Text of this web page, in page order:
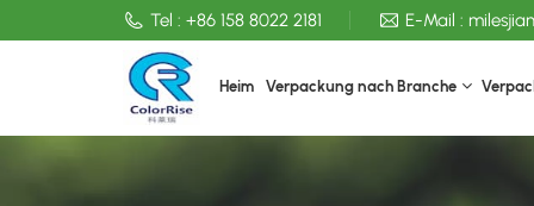
Tel : +86 158 8022 2181 E-Mail :
Heim Verpackung nach Branche